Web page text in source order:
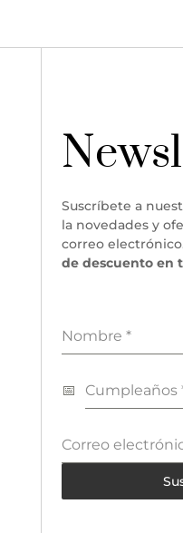
Suscríbete a
la novedades y
correo
de descuento en
Nombre*
Cumpleaños
Correo